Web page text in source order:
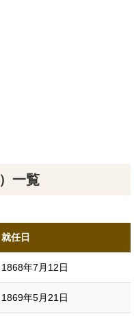
一覧
就任日
1868年7月12日
1869年5月21日